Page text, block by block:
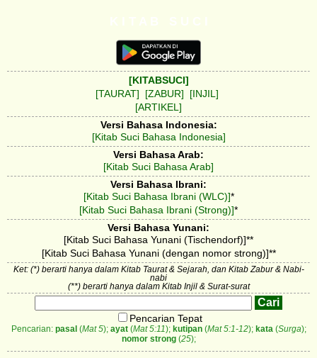
[KITABSUCI]
[TAURAT]
[ZABUR]
[INJIL]
[ARTIKEL]
Versi Bahasa Indonesia:
[Kitab Suci Bahasa Indonesia]
Versi Bahasa Arab:
[Kitab Suci Bahasa Arab]
Versi Bahasa Ibrani:
[Kitab Suci Bahasa Ibrani (WLC)]*
[Kitab Suci Bahasa Ibrani (Strong)]*
Versi Bahasa Yunani:
[Kitab Suci Bahasa Yunani (Tischendorf)]**
[Kitab Suci Bahasa Yunani (dengan nomor strong)]**
Ket: (*) berarti hanya dalam Kitab Taurat & Sejarah, dan Kitab Zabur & Nabi-
nabi
(**) berarti hanya dalam Kitab Injil & Surat-surat
Pencarian Tepat
Pencarian: pasal (Mat 5); ayat(Mat 5:11); kutipan(Mat 5:1-12); kata(Surga);
nomor strong(25);